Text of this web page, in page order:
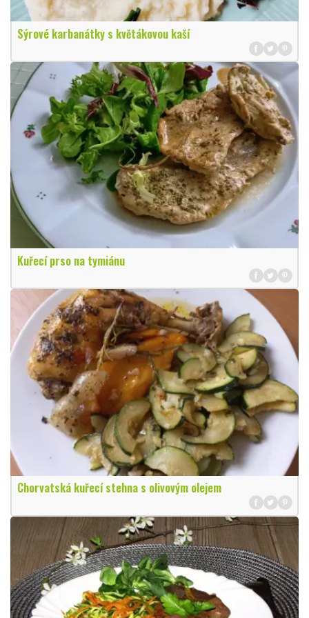
Sýrové karbanátky s květákovou kaší
Kuřecí prso na tymiánu
Chorvatská kuřecí stehna s olivovým olejem